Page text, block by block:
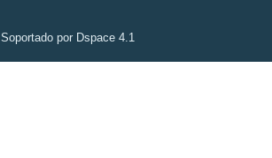
Soportado por Dspace 4.1